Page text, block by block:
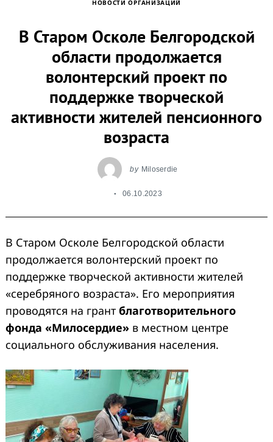
НОВОСТИ ОРГАНИЗАЦИЙ
В Старом Осколе Белгородской
области продолжается
волонтерский проект по
поддержке творческой
активности жителей пенсионного
возраста
by Miloserdie
06.10.2023
В Старом Осколе Белгородской области
продолжается волонтерский проект по
поддержке творческой активности жителей
«серебряного возраста». Его мероприятия
проводятся на грант благотворительного
фонда «Милосердие» в местном центре
социального обслуживания населения.